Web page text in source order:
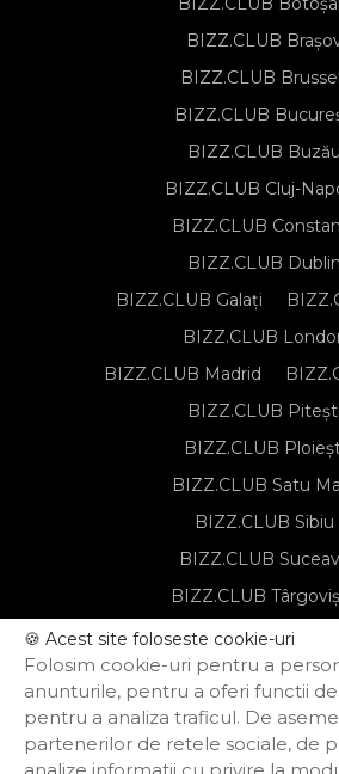
BIZZ.CLUB
BIZZ.CLUB
BIZZ.CLUB
BIZZ.CLUB Buzău
BIZZ.CLUB Cluj-
BIZZ.CLUB
BIZZ.CLUB Dublin
BIZZ.CLUB Galați
BIZZ.CLUB
BIZZ.CLUB Madrid
BIZZ.CLUB Pitești
BIZZ.CLUB
BIZZ.CLUB Satu
BIZZ.CLUB Sibiu
BIZZ.CLUB
BIZZ.CLUB
BIZZ.CLUB Târgu
BIZZ.CLUB
Notă de informare privind
🍪 Acest site foloseste cookie-uri
Folosim cookie-uri pentru a
anunturile, pentru a oferi functii
pentru a analiza traficul. De
partenerilor de retele sociale, de